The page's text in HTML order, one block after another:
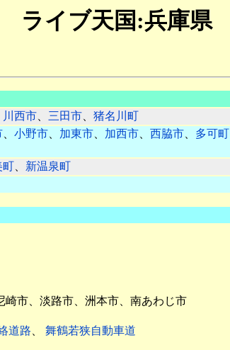
ライブ天国:兵庫県
川西市、 三田市、 猪名川町
、 小野市、 加東市、 加西市、 西脇市、 多可町
町、 新温泉町
崎市、淡路市、洲本市、南あわじ市
道路、 舞鶴若狭自動車道